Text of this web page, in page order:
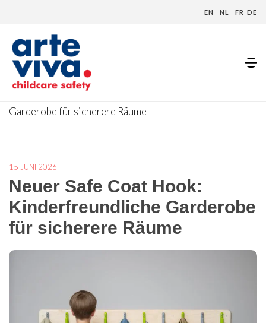
EN NL FR DE
Home»Blog»Neuer Safe Coat Hook: Kinderfreundliche
Garderobe für sicherere Räume
15 JUNI 2026
Neuer Safe Coat Hook:
Kinderfreundliche Garderobe
für sicherere Räume